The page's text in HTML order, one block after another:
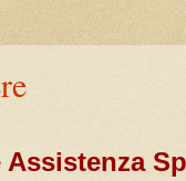
Assistenza